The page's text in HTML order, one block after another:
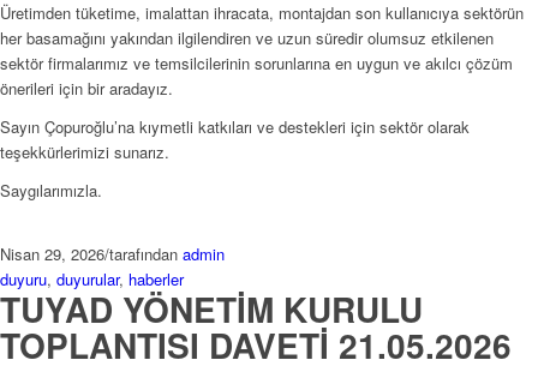
Üretimden tüketime, imalattan ihracata, montajdan son kullanıcıya sektörün
her basamağını yakından ilgilendiren ve uzun süredir olumsuz etkilenen
sektör firmalarımız ve temsilcilerinin sorunlarına en uygun ve akılcı çözüm
önerileri için bir aradayız.
Sayın Çopuroğlu’na kıymetli katkıları ve destekleri için sektör olarak
teşekkürlerimizi sunarız.
Saygılarımızla.
Nisan 29, 2026/tarafından admin
duyuru, duyurular, haberler
TUYAD YÖNETİM KURULU
TOPLANTISI DAVETİ 21.05.2026